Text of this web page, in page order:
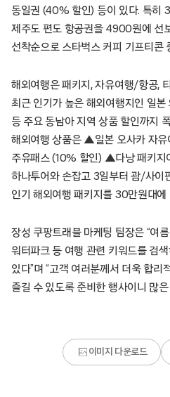
동일권 (40% 할인) 등이 있다. 특히
제주도 편도 항공권을 4900원에 선
선착순으로 스타벅스 커피 기프티콘
해외여행은 패키지, 자유여행/항공,
최근 인기가 높은 해외여행지인 일
등 주요 동남아 지역 상품 할인까지
해외여행 상품은 ▲일본 오사카 자
주유패스 (10% 할인) ▲다낭 패키지
하나투어와 손잡고 3일부터 괌/사이
인기 해외여행 패키지를 30만원대에
장성 쿠팡트래블 마케팅 팀장은 “여
워터파크 등 여행 관련 키워드를 검
있다”며 “고객 여러분께서 더욱 합리
즐길 수 있도록 준비한 행사이니 많
이미지 다운로드